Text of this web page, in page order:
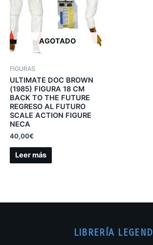
AGOTADO
FIGURAS
ULTIMATE DOC BROWN
(1985) FIGURA 18 CM
BACK TO THE FUTURE
REGRESO AL FUTURO
SCALE ACTION FIGURE
NECA
40,00€
Leer más
LIBRERÍA LEGEND